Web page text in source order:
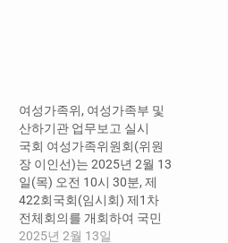
여성가족위, 여성가족부 및
산하기관 업무보고 실시
국회 여성가족위원회(위원
장 이인선)는 2025년 2월 13
일(목) 오전 10시 30분, 제
422회국회(임시회) 제1차
전체회의를 개회하여 국민
의힘 간사 선임, 소위원회 위
2025년 2월 13일